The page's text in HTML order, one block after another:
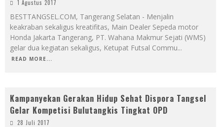
1 Agustus 2017
BESTTANGSEL.COM, Tangerang Selatan - Menjalin
keakraban sekaligus kreatifitas, Main Dealer Sepeda motor
Honda Jakarta Tangerang, PT. Wahana Makmur Sejati (WMS)
gelar dua kegiatan sekaligus, Ketupat Futsal Commu...
READ MORE...
Kampanyekan Gerakan Hidup Sehat Dispora Tangsel
Gelar Kompetisi Bulutangkis Tingkat OPD
28 Juli 2017